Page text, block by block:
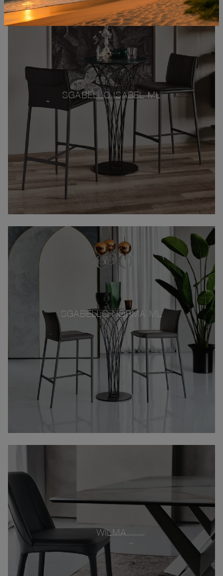
SGABELLO ISABEL ML
SGABELLO NORMA ML
WILMA